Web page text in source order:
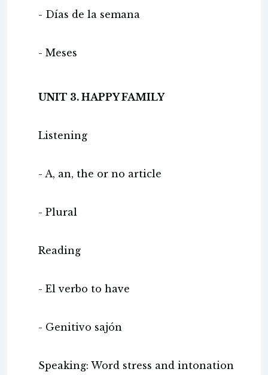
- Días de la semana
- Meses
UNIT 3. HAPPY FAMILY
Listening
- A, an, the or no article
- Plural
Reading
- El verbo to have
- Genitivo sajón
Speaking: Word stress and intonation